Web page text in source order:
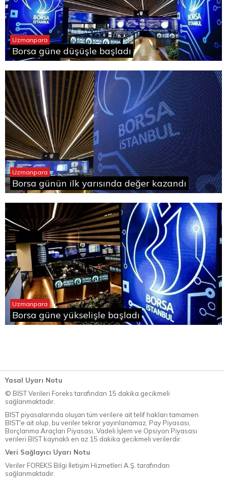
Uzmanpara
Borsa güne düşüşle başladı
Uzmanpara
Borsa günün ilk yarısında değer kazandı
Uzmanpara
Borsa güne yükselişle başladı
Yasal Uyarı Notu
© BİST Verileri Foreks tarafından 15 dakika gecikmeli
sağlanmaktadır.
BIST piyasalarında oluşan tüm verilere ait telif hakları tamamen
BIST'e ait olup, bu veriler tekrar yayınlanamaz. Pay Piyasası,
Borçlanma Araçları Piyasası, Vadeli İşlem ve Opsiyon Piyasası
verileri BIST kaynaklı en az 15 dakika gecikmeli verilerdir.
Veri Sağlayıcı Uyarı Notu
Veriler FOREKS Bilgi İletişim Hizmetleri A.Ş. tarafından
sağlanmaktadır.